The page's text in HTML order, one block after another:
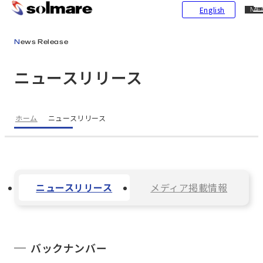
English
ニュースリリース
News Release
ホーム ニュースリリース
ニュースリリース メディア掲載情報
バックナンバー